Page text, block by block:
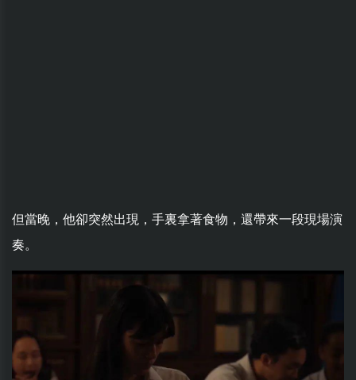
但當晚，他卻突然出現，手裏拿著食物，還帶來一段現場演
奏。